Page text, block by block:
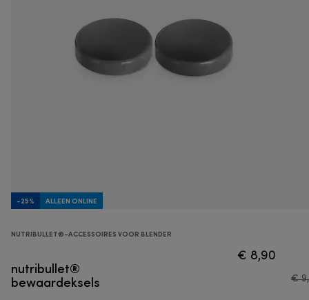
-25% ALLEEN ONLINE
NUTRIBULLET®-ACCESSOIRES VOOR BLENDER
nutribullet®
bewaardeksels
€ 8,90
€